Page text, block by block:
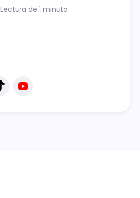
Lectura de 1 minuto